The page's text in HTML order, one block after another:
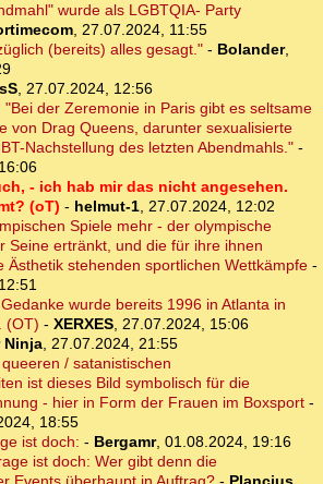
wurde als LGBTQIA- Party
, 27.07.2024, 11:55
(bereits) alles gesagt."- Bolander,
, 27.07.2024, 12:56
"Bei der Zeremonie in Paris gibt es seltsame
von Drag Queens, darunter sexualisierte
Nachstellung des letzten Abendmahls." -
- ich hab mir das nicht angesehen.
(oT) - helmut-1, 27.07.2024, 12:02
Spiele mehr - der olympische
Seine ertränkt, und die für ihre ihnen
Ästhetik stehenden sportlichen Wettkämpfe -
wurde bereits 1996 in Atlanta in
(OT) - XERXES, 27.07.2024, 15:06
Ninja, 27.07.2024, 21:55
/ satanistischen
ist dieses Bild symbolisch für die
- hier in Form der Frauen im Boxsport -
18:55
ist doch: - Bergamr, 01.08.2024, 19:16
ist doch: Wer gibt denn die